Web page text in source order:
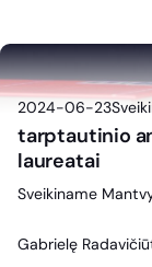
2024-06-23
tarptautinio
laureatai
Sveikiname
Gabrielę